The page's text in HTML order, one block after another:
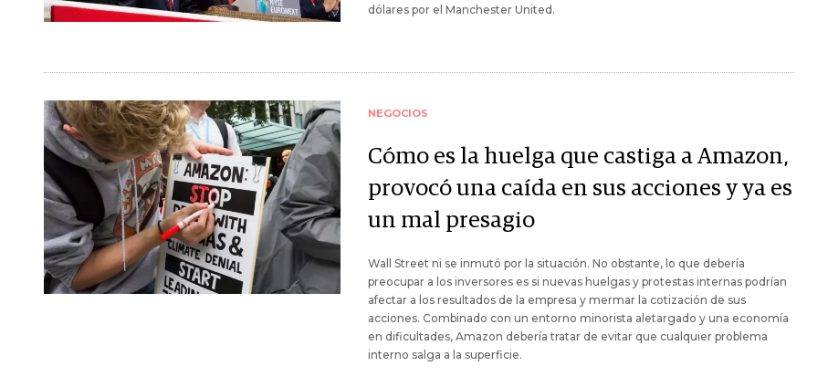
dólares por el Manchester United.
NEGOCIOS
Cómo es la huelga que castiga a Amazon,
provocó una caída en sus acciones y ya es
un mal presagio
Wall Street ni se inmutó por la situación. No obstante, lo que debería
preocupar a los inversores es si nuevas huelgas y protestas internas podrían
afectar a los resultados de la empresa y mermar la cotización de sus
acciones. Combinado con un entorno minorista aletargado y una economía
en dificultades, Amazon debería tratar de evitar que cualquier problema
interno salga a la superficie.